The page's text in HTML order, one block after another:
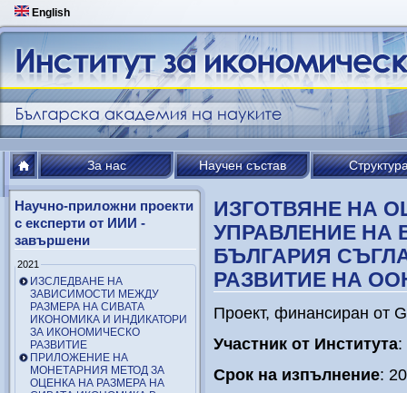
English
За нас Научен състав
Научно-приложни проекти
с експерти от ИИИ -
завършени
2021
ИЗСЛЕДВАНЕ НА
ЗАВИСИМОСТИ МЕЖДУ
РАЗМЕРА НА СИВАТА
ИКОНОМИКА И ИНДИКАТОРИ
ЗА ИКОНОМИЧЕСКО
РАЗВИТИЕ
ПРИЛОЖЕНИЕ НА
МОНЕТАРНИЯ МЕТОД ЗА
ОЦЕНКА НА РАЗМЕРА НА
ИЗГОТВЯНЕ НА
УПРАВЛЕНИЕ НА
БЪЛГАРИЯ
РАЗВИТИЕ НА
Проект, финансиран от
Участник от Института:
Срок на изпълнение: